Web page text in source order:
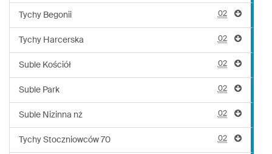
Tychy Begonii 02
Tychy Harcerska 02
Suble Kościół 02
Suble Park 02
Suble Nizinna nż 02
Tychy Stoczniowców 70 02